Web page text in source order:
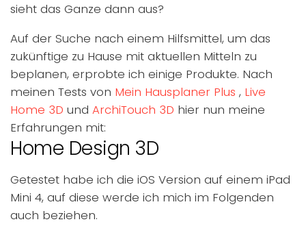
sieht das Ganze dann aus?
Auf der Suche nach einem Hilfsmittel, um das
zukünftige zu Hause mit aktuellen Mitteln zu
beplanen, erprobte ich einige Produkte. Nach
meinen Tests von Mein Hausplaner Plus , Live
Home 3D und ArchiTouch 3D hier nun meine
Erfahrungen mit:
Home Design 3D
Getestet habe ich die iOS Version auf einem iPad
Mini 4, auf diese werde ich mich im Folgenden
auch beziehen.